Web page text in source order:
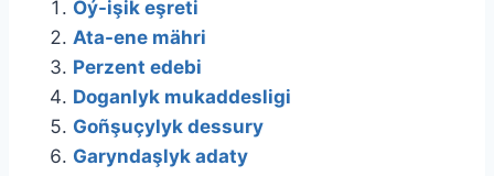
Öý-işik eşreti
Ata-ene mähri
Perzent edebi
Doganlyk mukaddesligi
Goñşuçylyk dessury
Garyndaşlyk adaty